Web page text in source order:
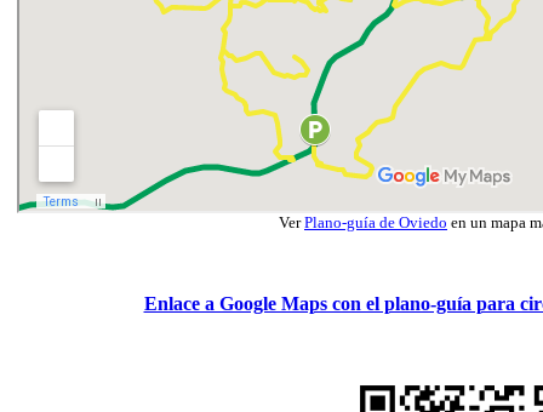
VerPlano-guía de Oviedo en un mapa
Enlace a Google Maps con el plano-guía para